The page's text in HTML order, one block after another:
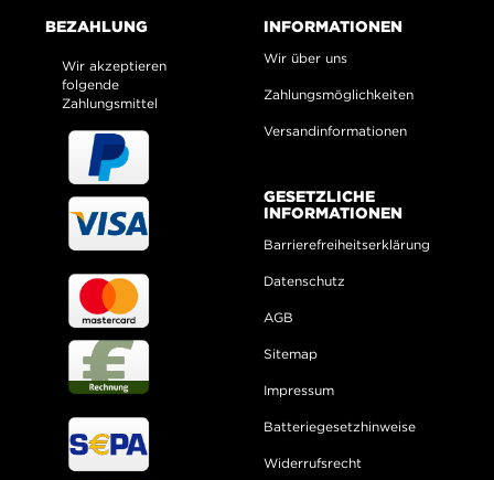
BEZAHLUNG
Wir akzeptieren
folgende
Zahlungsmittel
INFORMATIONEN
Wir über uns
Zahlungsmöglichkeiten
Versandinformationen
GESETZLICHE
INFORMATIONEN
Barrierefreiheitserklärung
Datenschutz
AGB
Sitemap
Impressum
Batteriegesetzhinweise
Widerrufsrecht